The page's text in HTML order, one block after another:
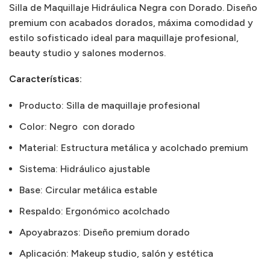
Silla de Maquillaje Hidráulica Negra con Dorado. Diseño
premium con acabados dorados, máxima comodidad y
estilo sofisticado ideal para maquillaje profesional,
beauty studio y salones modernos.
Características:
Producto: Silla de maquillaje profesional
Color: Negro con dorado
Material: Estructura metálica y acolchado premium
Sistema: Hidráulico ajustable
Base: Circular metálica estable
Respaldo: Ergonómico acolchado
Apoyabrazos: Diseño premium dorado
Aplicación: Makeup studio, salón y estética